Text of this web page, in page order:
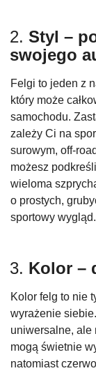
2. Styl –
swojego
Felgi to jeden z
który może
samochodu.
zależy Ci na
surowym, off-
możesz
wieloma
o prostych,
sportowy wygląd.
3. Kolor –
Kolor felg to nie
wyrażenie
uniwersalne, ale
mogą świetnie
natomiast